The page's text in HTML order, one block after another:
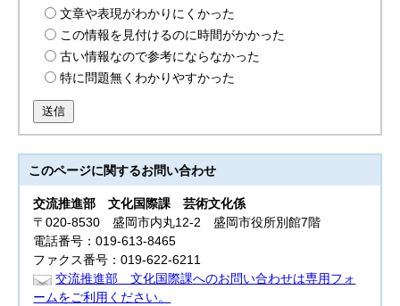
文章や表現がわかりにくかった
この情報を見付けるのに時間がかかった
古い情報なので参考にならなかった
特に問題無くわかりやすかった
送信
このページに関するお問い合わせ
交流推進部文化国際課 芸術文化係
〒020-8530 盛岡市内丸12-2 盛岡市役所別館7階
電話番号：019-613-8465
ファクス番号：019-622-6211
交流推進部 文化国際課へのお問い合わせは専用フォ
ームをご利用ください。